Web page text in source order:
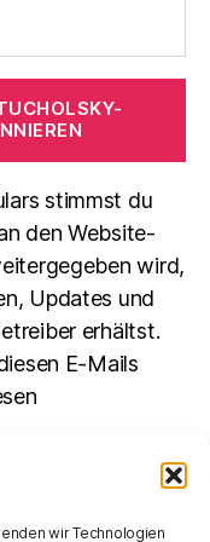
wir Technologien
stimmst du
den Website-
wird,
Updates und
erhältst.
E-Mails